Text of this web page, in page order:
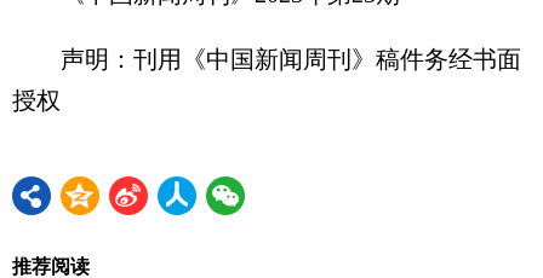
声明：刊用《中国新闻周刊》稿件务经书面
授权
推荐阅读